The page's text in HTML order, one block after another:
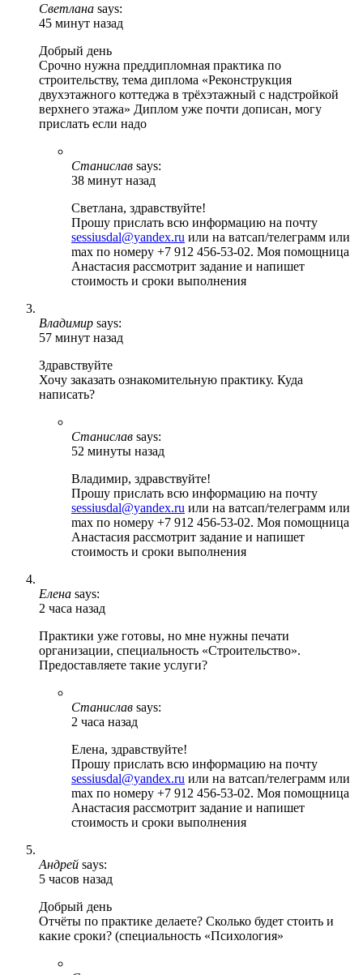
Светлана says:
45 минут назад
Добрый день
Срочно нужна преддипломная практика по
строительству, тема диплома «Реконструкция
двухэтажного коттеджа в трёхэтажный с надстройкой
верхнего этажа» Диплом уже почти дописан, могу
прислать если надо
Станислав says:
38 минут назад
Светлана, здравствуйте!
Прошу прислать всю информацию на почту
sessiusdal@yandex.ru или на ватсап/телеграмм или
max по номеру +7 912 456-53-02. Моя помощница
Анастасия рассмотрит задание и напишет
стоимость и сроки выполнения
Владимир says:
57 минут назад
Здравствуйте
Хочу заказать ознакомительную практику. Куда
написать?
Станислав says:
52 минуты назад
Владимир, здравствуйте!
Прошу прислать всю информацию на почту
sessiusdal@yandex.ru или на ватсап/телеграмм или
max по номеру +7 912 456-53-02. Моя помощница
Анастасия рассмотрит задание и напишет
стоимость и сроки выполнения
Елена says:
2 часа назад
Практики уже готовы, но мне нужны печати
организации, специальность «Строительство».
Предоставляете такие услуги?
Станислав says:
2 часа назад
Елена, здравствуйте!
Прошу прислать всю информацию на почту
sessiusdal@yandex.ru или на ватсап/телеграмм или
max по номеру +7 912 456-53-02. Моя помощница
Анастасия рассмотрит задание и напишет
стоимость и сроки выполнения
Андрей says:
5 часов назад
Добрый день
Отчёты по практике делаете? Сколько будет стоить и
какие сроки? (специальность «Психология»